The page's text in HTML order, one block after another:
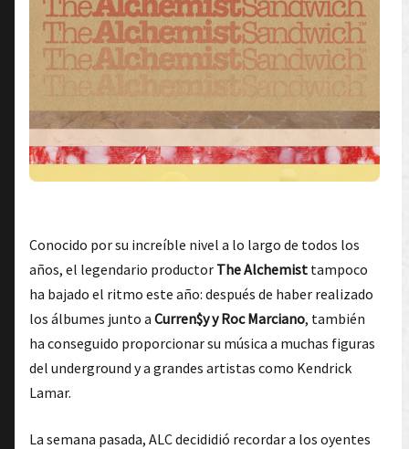
Conocido por su increíble nivel a lo largo de todos los
años, el legendario productor The Alchemist tampoco
ha bajado el ritmo este año: después de haber realizado
los álbumes junto a Curren$y y Roc Marciano, también
ha conseguido proporcionar su música a muchas figuras
del underground y a grandes artistas como Kendrick
Lamar.
La semana pasada, ALC decididió recordar a los oyentes